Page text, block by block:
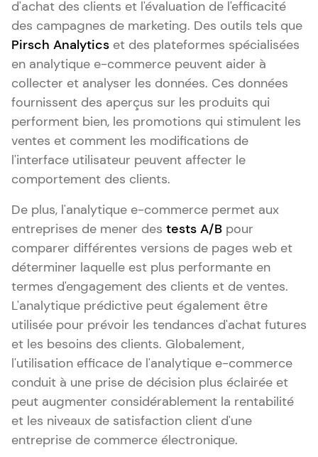
d'achat des clients et l'évaluation de l'efficacité
des campagnes de marketing. Des outils tels que
Pirsch Analytics et des plateformes spécialisées
en analytique e-commerce peuvent aider à
collecter et analyser les données. Ces données
fournissent des aperçus sur les produits qui
performent bien, les promotions qui stimulent les
ventes et comment les modifications de
l'interface utilisateur peuvent affecter le
comportement des clients.
De plus, l'analytique e-commerce permet aux
entreprises de mener des tests A/B pour
comparer différentes versions de pages web et
déterminer laquelle est plus performante en
termes d'engagement des clients et de ventes.
L'analytique prédictive peut également être
utilisée pour prévoir les tendances d'achat futures
et les besoins des clients. Globalement,
l'utilisation efficace de l'analytique e-commerce
conduit à une prise de décision plus éclairée et
peut augmenter considérablement la rentabilité
et les niveaux de satisfaction client d'une
entreprise de commerce électronique.